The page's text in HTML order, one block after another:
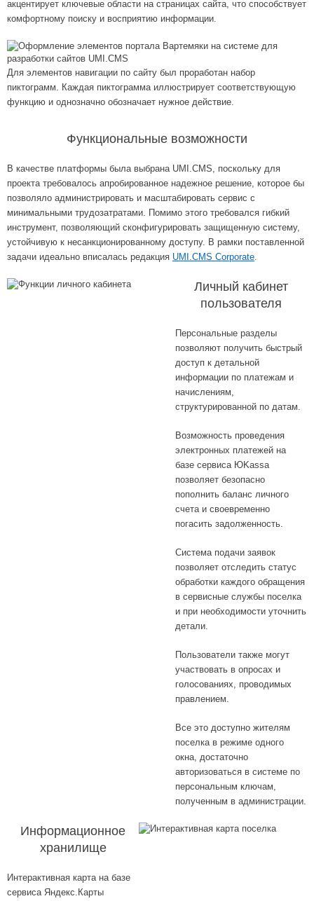
акцентирует ключевые области на страницах сайта, что способствует
комфортному поиску и восприятию информации.
Для элементов навигации по сайту был проработан набор
пиктограмм. Каждая пиктограмма иллюстрирует соответствующую
функцию и однозначно обозначает нужное действие.
Функциональные возможности
В качестве платформы была выбрана UMI.CMS, поскольку для
проекта требовалось апробированное надежное решение, которое бы
позволяло администрировать и масштабировать сервис с
минимальными трудозатратами. Помимо этого требовался гибкий
инструмент, позволяющий сконфигурировать защищенную систему,
устойчивую к несанкционированному доступу. В рамки поставленной
задачи идеально вписалась редакция UMI.CMS Corporate
Личный кабинет
пользователя
Персональные разделы
позволяют получить быстрый
доступ к детальной
информации по платежам и
начислениям,
структурированной по датам.
Возможность проведения
электронных платежей на
базе сервиса ЮKassa
позволяет безопасно
пополнить баланс личного
счета и своевременно
погасить задолженность.
Система подачи заявок
позволяет отследить статус
обработки каждого обращения
в сервисные службы поселка
и при необходимости уточнить
детали.
Пользователи также могут
участвовать в опросах и
голосованиях, проводимых
правлением.
Все это доступно жителям
поселка в режиме одного
окна, достаточно
авторизоваться в системе по
персональным ключам,
полученным в администрации.
Информационное
хранилище
Интерактивная карта на базе
сервиса Яндекс.Карты